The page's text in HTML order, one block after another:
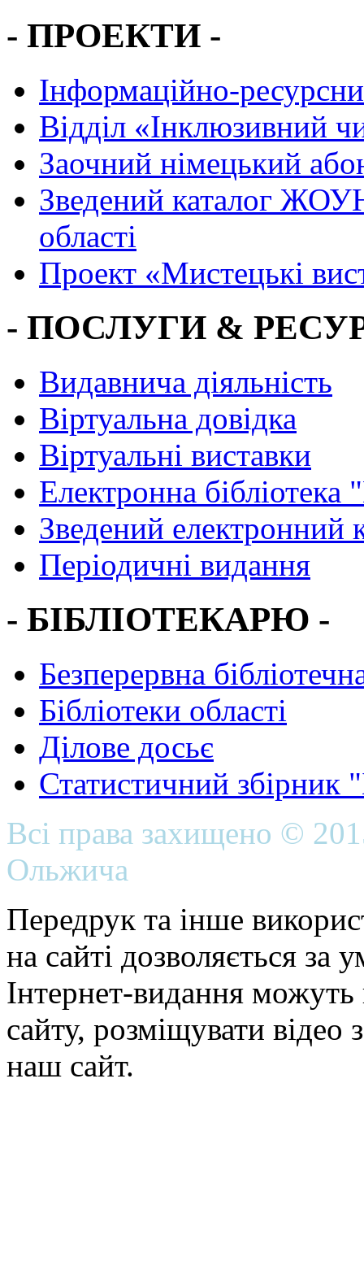
- ПРОЕКТИ -
Інформаційно-
Вiддiл «Інклюзивний
Заочний німецький
Зведений каталог
області
Проект «Мистецькі
- ПОСЛУГИ &
Видавнича діяльність
Віртуальна довідка
Віртуальні виставки
Електронна
Зведений електронний
Періодичні видання
- БІБЛІОТЕКАРЮ -
Безперервна
Бібліотеки області
Ділове досьє
Статистичний
Всі права захищено ©
Ольжича
Передрук та інше
на сайті дозволяється
Інтернет-видання можуть
сайту, розміщувати відео
наш сайт.